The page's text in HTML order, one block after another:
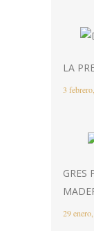
LA
3
GRES
29